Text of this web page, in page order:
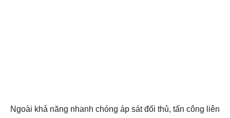
Ngoài khả năng nhanh chóng áp sát đối thủ, tấn công liên